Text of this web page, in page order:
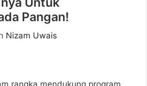
Pangan!
Nizam Uwais
rangka mendukung program